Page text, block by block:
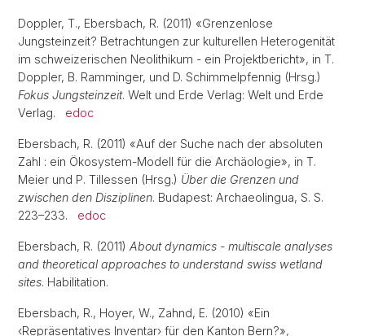
Doppler, T., Ebersbach, R. (2011) «Grenzenlose
Jungsteinzeit? Betrachtungen zur kulturellen Heterogenität
im schweizerischen Neolithikum - ein Projektbericht», in T.
Doppler, B. Ramminger, und D. Schimmelpfennig (Hrsg.)
Fokus Jungsteinzeit. Welt und Erde Verlag: Welt und Erde
Verlag. edoc
Ebersbach, R. (2011) «Auf der Suche nach der absoluten
Zahl : ein Ökosystem-Modell für die Archäologie», in T.
Meier und P. Tillessen (Hrsg.) Über die Grenzen und
zwischen den Disziplinen. Budapest: Archaeolingua, S. S.
223–233. edoc
Ebersbach, R. (2011) About dynamics - multiscale analyses
and theoretical approaches to understand swiss wetland
sites. Habilitation.
Ebersbach, R., Hoyer, W., Zahnd, E. (2010) «Ein
‹Repräsentatives Inventar› für den Kanton Bern?»,